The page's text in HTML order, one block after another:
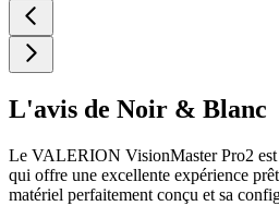
L'avis de Noir & Blanc
Le VALERION VisionMaster Pro2
qui offre une excellente expérience
matériel perfaitement conçu et sa